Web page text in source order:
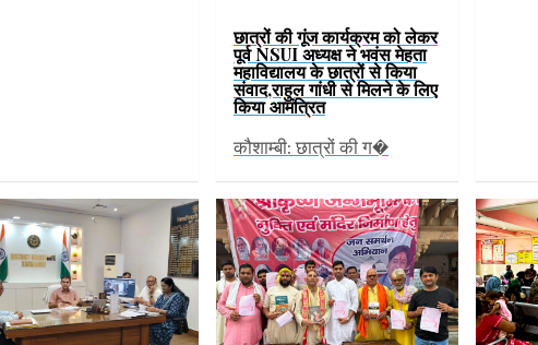
छात्रों की गूंज कार्यक्रम को लेकर
पूर्व NSUI अध्यक्ष ने भवंस मेहता
महाविद्यालय के छात्रों से किया
संवाद,राहुल गांधी से मिलने के लिए
किया आमंत्रित
कौशाम्बी: छात्रों की ग�